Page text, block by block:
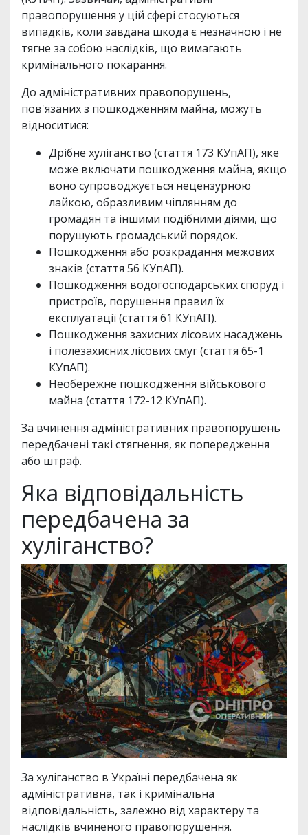
правопорушення у цій сфері стосуються
випадків, коли завдана шкода є незначною і не
тягне за собою наслідків, що вимагають
кримінального покарання.
До адміністративних правопорушень,
пов'язаних з пошкодженням майна, можуть
відноситися:
Дрібне хуліганство (стаття 173 КУпАП), яке
може включати пошкодження майна, якщо
воно супроводжується нецензурною
лайкою, образливим чіплянням до
громадян та іншими подібними діями, що
порушують громадський порядок.
Пошкодження або розкрадання межових
знаків (стаття 56 КУпАП).
Пошкодження водогосподарських споруд і
пристроїв, порушення правил їх
експлуатації (стаття 61 КУпАП).
Пошкодження захисних лісових насаджень
і полезахисних лісових смуг (стаття 65-1
КУпАП).
Необережне пошкодження військового
майна (стаття 172-12 КУпАП).
За вчинення адміністративних правопорушень
передбачені такі стягнення, як попередження
або штраф.
Яка відповідальність
передбачена за
хуліганство?
За хуліганство в Україні передбачена як
адміністративна, так і кримінальна
відповідальність, залежно від характеру та
наслідків вчиненого правопорушення.